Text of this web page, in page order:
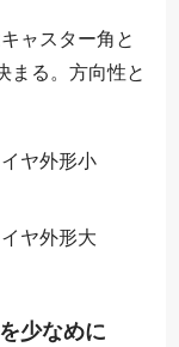
ャスター角と
まる。方向性と
ヤ外形小
ヤ外形大
少なめに